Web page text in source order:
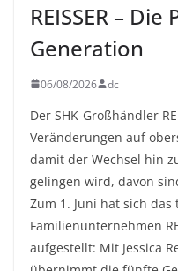
REISSER –
Generation
06/08/2026 dc
Der SHK-Großhändler
Veränderungen auf
damit der Wechsel hin
gelingen wird, davon
Zum 1. Juni hat sich
Familienunternehmen
aufgestellt: Mit Jessica